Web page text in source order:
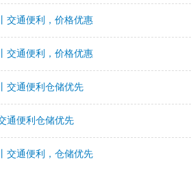
交通便利，价格优惠
交通便利，价格优惠
交通便利仓储优先
通便利仓储优先
交通便利，仓储优先